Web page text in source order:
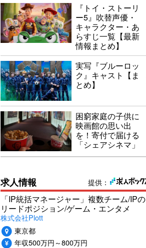
『トイ・ストーリ
ー5』吹替声優・
キャラクター・あ
らすじ一覧【最新
情報まとめ】
実写『ブルーロッ
ク』キャスト【ま
とめ】
困窮家庭の子供に
映画館の思い出
を！寄付で届ける
「シェアシネマ」
提供：
求人情報
「IP統括マネージャー」複数チーム/IPの
リードポジション/ゲーム・エンタメ
株式会社Plott
東京都
年収500万円～800万円